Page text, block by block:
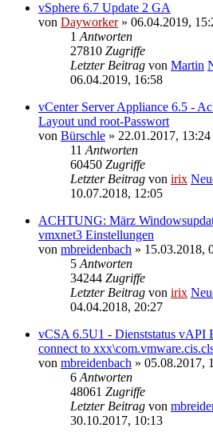
vSphere 6.7 Update 2 GA
von Dayworker» 06.04.2019,
1 Antworten
27810 Zugriffe
Letzter Beitrag von Martin
06.04.2019, 16:58
vCenter Server Appliance 6.5 -
Layout und root-Passwort
von Bürschle » 22.01.2017, 13:24
11 Antworten
60450 Zugriffe
Letzter Beitrag von irix
10.07.2018, 12:05
ACHTUNG: März
vmxnet3 Einstellungen
von mbreidenbach » 15.03.2018,
5 Antworten
34244 Zugriffe
Letzter Beitrag von irix
04.04.2018, 20:27
vCSA 6.5U1 - Dienststatus vAPI
connect to
von mbreidenbach » 05.08.2017,
6 Antworten
48061 Zugriffe
Letzter Beitrag von
30.10.2017, 10:13